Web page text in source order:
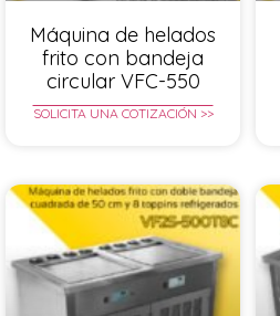
Máquina de helados
frito con bandeja
circular VFC-550
SOLICITA UNA COTIZACIÓN >>